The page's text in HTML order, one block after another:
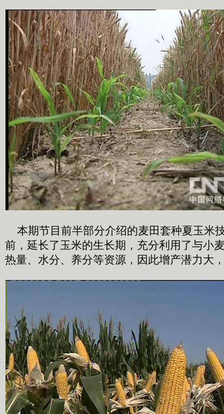
本期节目前半部分介绍的麦田套种夏玉米
前，延长了玉米的生长期，充分利用了与小
热量、水分、养分等资源，因此增产潜力大